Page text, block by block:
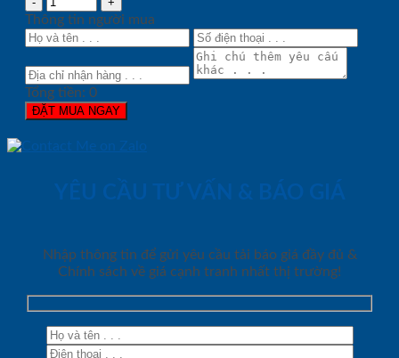
Thông tin người mua
Tổng tiền: 0
ĐẶT MUA NGAY
YÊU CẦU TƯ VẤN & BÁO GIÁ
Nhập thông tin để gửi yêu cầu tải báo giá đầy đủ &
Chính sách về giá cạnh tranh nhất thị trường!